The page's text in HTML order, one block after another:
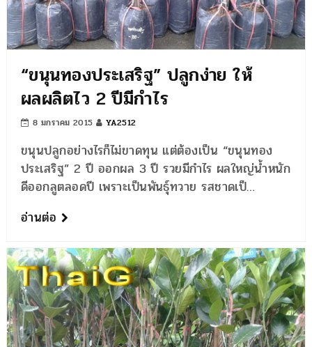
“ขนุนทองประเสริฐ” ปลูกง่าย ให้
ผลผลิตไว 2 ปีมีกำไร
8 มกราคม 2015 YA2512
ขนุนปลูกอย่างไรก็ไม่ขาดทุน แต่ต้องเป็น “ขนุนทอง
ประเสริฐ” 2 ปี ออกผล 3 ปี รวยมีกำไร ผลใหญ่น้ำหนัก
ดีออกลูตลอดปี เพราะเป็นพันธุ์ทวาย รสชาดเป็…
อ่านต่อ